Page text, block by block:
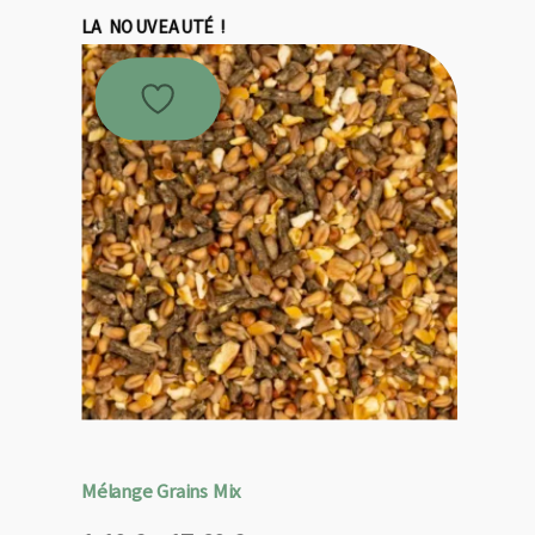
19,95 €.
17,96 €.
LA NOUVEAUTÉ !
Mélange Grains Mix